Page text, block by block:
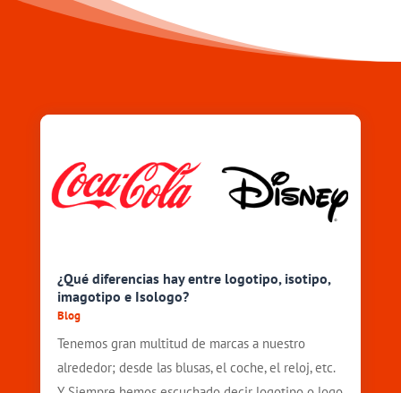
¿Qué diferencias hay entre logotipo, isotipo,
imagotipo e Isologo?
Blog
Tenemos gran multitud de marcas a nuestro
alrededor; desde las blusas, el coche, el reloj, etc.